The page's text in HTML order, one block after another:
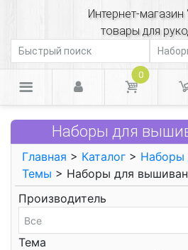
Интернет-магазин
товары для
0
Наборы для
Главная > Каталог > Наборы
Темы > Наборы для
Производитель
Тема